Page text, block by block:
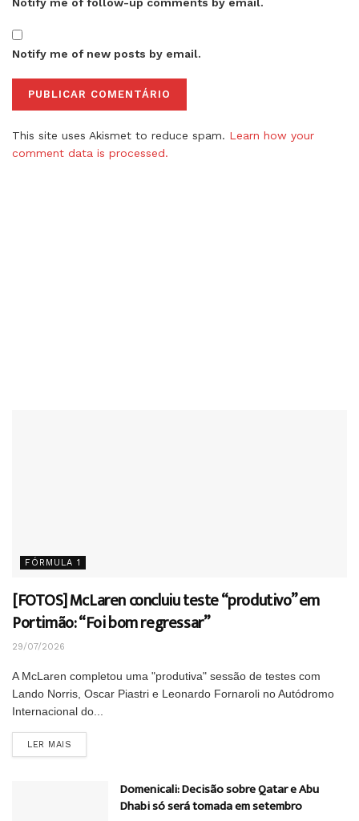
Notify me of new posts by email.
This site uses Akismet to reduce spam. Learn how your
comment data is processed.
FÓRMULA 1
[FOTOS] McLaren concluiu teste “produtivo” em
Portimão: “Foi bom regressar”
29/07/2026
A McLaren completou uma "produtiva" sessão de testes com
Lando Norris, Oscar Piastri e Leonardo Fornaroli no Autódromo
Internacional do...
LER MAIS
Domenicali: Decisão sobre Qatar e Abu
Dhabi só será tomada em setembro